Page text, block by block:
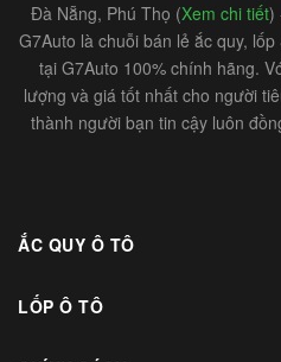
Đà Nẵng, Phú Thọ (Xem chi tiết)
G7Auto là chuỗi bán lẻ ắc quy,
tại G7Auto 100% chính hãng.
lượng và giá tốt nhất cho người
thành người bạn tin cậy luôn
ẮC QUY Ô TÔ
LỐP Ô TÔ